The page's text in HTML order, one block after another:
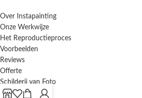
Over Instapainting
Onze Werkwijze
Het Reproductieproces
Voorbeelden
Reviews
Offerte
Schilderij van Foto
Inlijstservice